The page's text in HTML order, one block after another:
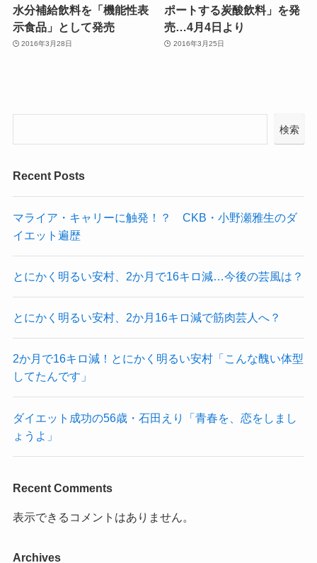
水分補給飲料を「機能性表
示食品」として発売
2016年3月28日
ポートする炭酸飲料」を発
売…4月4日より
2016年3月25日
検索
Recent Posts
マライア・キャリーに触発！？ CKB・小野瀬雅生のダ
イエット遍歴
とにかく明るい安村、2か月で16キロ減…今後の芸風は？
とにかく明るい安村、2か月16キロ減で筋肉芸人へ？
2か月で16キロ減！とにかく明るい安村「こんな醜い体型
してたんです」
ダイエット成功の56歳・石田えり「青春を、恋をしまし
ょうよ」
Recent Comments
表示できるコメントはありません。
Archives